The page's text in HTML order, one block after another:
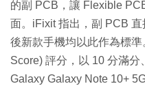
的副 PCB，讓 Flexible
面。iFixit 指出，副 PCB
後新款手機均以此作為標
Score) 評分，以 10 分滿
Galaxy Galaxy Note 10+ 5G